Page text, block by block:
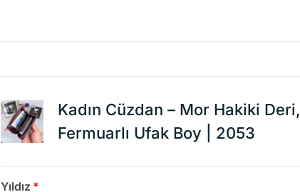
Kadın Cüzdan – Mor Hakiki Deri,
Fermuarlı Ufak Boy | 2053
Yıldız *